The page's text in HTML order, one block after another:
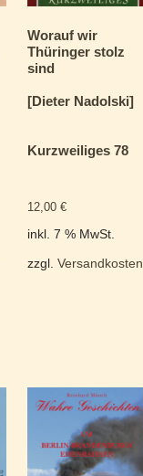
Worauf wir
Thüringer stolz
sind
[Dieter Nadolski]
Kurzweiliges 78
12,00 €
inkl. 7 % MwSt.
zzgl. Versandkosten